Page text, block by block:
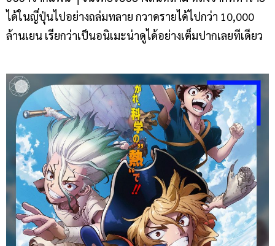
ได้ในญี่ปุ่นไปอย่างถล่มทลาย กวาดรายได้ไปกว่า 10,000
ล้านเยน เรียกว่าเป็นอนิเมะน่าดูได้อย่างเต็มปากเลยทีเดียว